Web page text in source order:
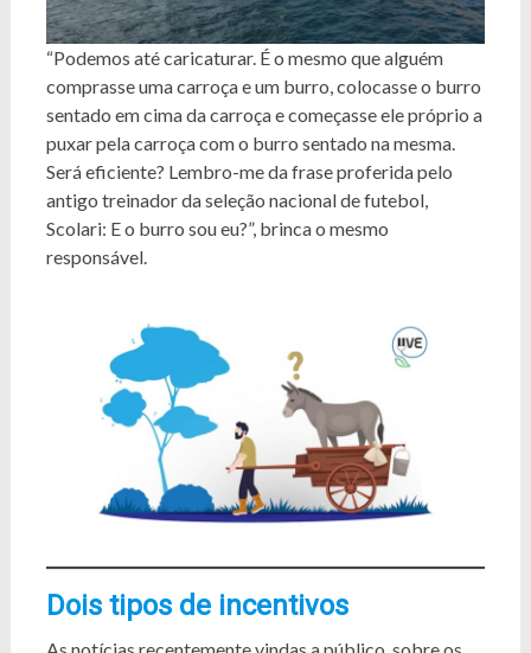
“Podemos até caricaturar. É o mesmo que alguém
comprasse uma carroça e um burro, colocasse o burro
sentado em cima da carroça e começasse ele próprio a
puxar pela carroça com o burro sentado na mesma.
Será eficiente? Lembro-me da frase proferida pelo
antigo treinador da seleção nacional de futebol,
Scolari: E o burro sou eu?”, brinca o mesmo
responsável.
Dois tipos de incentivos